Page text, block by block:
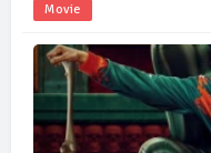
Movie